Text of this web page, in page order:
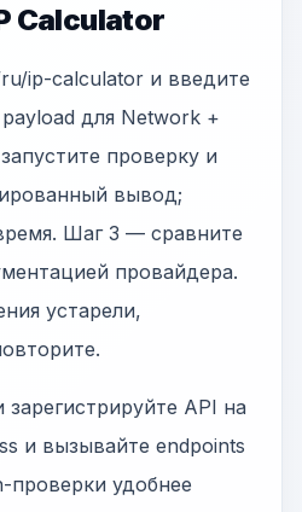
Calculator
ip-calculator и введите
для Network +
проверку и
вывод;
Шаг 3 — сравните
провайдера.
устарели,
API на
и вызывайте endpoints
проверки удобнее